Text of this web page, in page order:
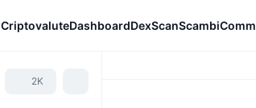
CriptovaluteDashboardDexScanScambi
2K